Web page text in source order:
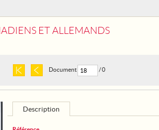
ET ALLEMANDS
Document / 0
Description